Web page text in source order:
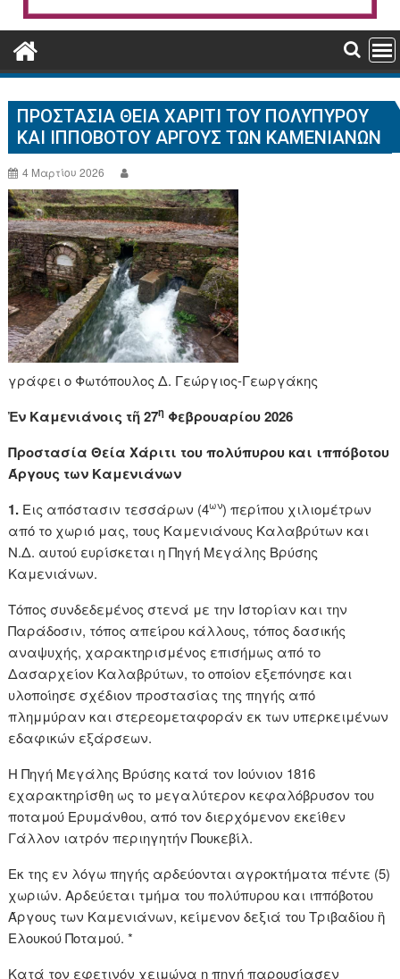
ΠΡΟΣΤΑΣΊΑ ΘΕΊΑ ΧΆΡΙΤΙ ΤΟΥ ΠΟΛΎΠΥΡΟΥ
ΚΑΙ ΙΠΠΌΒΟΤΟΥ ΆΡΓΟΥΣ ΤΩΝ ΚΑΜΕΝΙΆΝΩΝ
4 Μαρτίου 2026
γράφει ο Φωτόπουλος Δ. Γεώργιος-Γεωργάκης
Ἐν Καμενιάνοις τῆ 27η Φεβρουαρίου 2026
Προστασία Θεία Χάριτι του πολύπυρου και ιππόβοτου
Άργους των Καμενιάνων
1. Εις απόστασιν τεσσάρων (4ων) περίπου χιλιομέτρων
από το χωριό μας, τους Καμενιάνους Καλαβρύτων και
Ν.Δ. αυτού ευρίσκεται η Πηγή Μεγάλης Βρύσης
Καμενιάνων.
Τόπος συνδεδεμένος στενά με την Ιστορίαν και την
Παράδοσιν, τόπος απείρου κάλλους, τόπος δασικής
αναψυχής, χαρακτηρισμένος επισήμως από το
Δασαρχείον Καλαβρύτων, το οποίον εξεπόνησε και
υλοποίησε σχέδιον προστασίας της πηγής από
πλημμύραν και στερεομεταφοράν εκ των υπερκειμένων
εδαφικών εξάρσεων.
Η Πηγή Μεγάλης Βρύσης κατά τον Ιούνιον 1816
εχαρακτηρίσθη ως το μεγαλύτερον κεφαλόβρυσον του
ποταμού Ερυμάνθου, από τον διερχόμενον εκείθεν
Γάλλον ιατρόν περιηγητήν Πουκεβίλ.
Εκ της εν λόγω πηγής αρδεύονται αγροκτήματα πέντε (5)
χωριών. Αρδεύεται τμήμα του πολύπυρου και ιππόβοτου
Άργους των Καμενιάνων, κείμενον δεξιά του Τριβαδίου ἢ
Ελουκού Ποταμού. *
Κατά τον εφετινόν χειμώνα η πηγή παρουσίασεν